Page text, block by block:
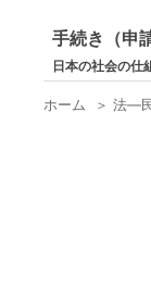
手続き（申
日本の社会の仕
ホーム ＞法―